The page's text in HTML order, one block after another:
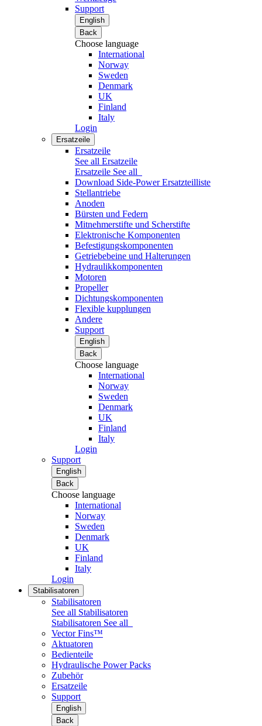
Support
English
Back
Choose language
International
Norway
Sweden
Denmark
UK
Finland
Italy
Login
Ersatzeile
Ersatzeile
See all Ersatzeile
Ersatzeile See all
Download Side-Power Ersatzteilliste
Stellantriebe
Anoden
Bürsten und Federn
Mitnehmerstifte und Scherstifte
Elektronische Komponenten
Befestigungskomponenten
Getriebebeine und Halterungen
Hydraulikkomponenten
Motoren
Propeller
Dichtungskomponenten
Flexible kupplungen
Andere
Support
English
Back
Choose language
International
Norway
Sweden
Denmark
UK
Finland
Italy
Login
Support
English
Back
Choose language
International
Norway
Sweden
Denmark
UK
Finland
Italy
Login
Stabilisatoren
Stabilisatoren
See all Stabilisatoren
Stabilisatoren See all
Vector Fins™
Aktuatoren
Bedienteile
Hydraulische Power Packs
Zubehör
Ersatzeile
Support
English
Back